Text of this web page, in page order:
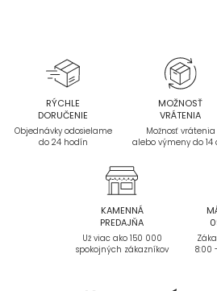
RÝCHLE
DORUČENIE
Objednávky odosielame
do 24 hodín
MOŽNOSŤ
VRÁTENIA
Možnosť vrátenia
alebo výmeny do 14
KAMENNÁ
PREDAJŇA
Už viac ako 150 000
spokojných zákazníkov
8:00